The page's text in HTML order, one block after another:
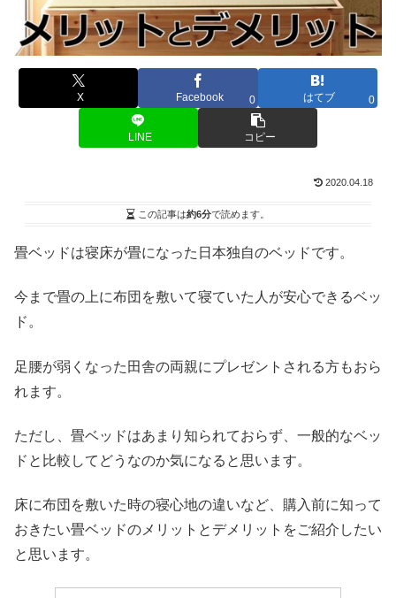
X Facebook 0 はてブ 0
LINE コピー
2020.04.18
この記事は約6分で読めます。
畳ベッドは寝床が畳になった日本独自のベッドです。
今まで畳の上に布団を敷いて寝ていた人が安心できるベッ
ド。
足腰が弱くなった田舎の両親にプレゼントされる方もおら
れます。
ただし、畳ベッドはあまり知られておらず、一般的なベッ
ドと比較してどうなのか気になると思います。
床に布団を敷いた時の寝心地の違いなど、購入前に知って
おきたい畳ベッドのメリットとデメリットをご紹介したい
と思います。